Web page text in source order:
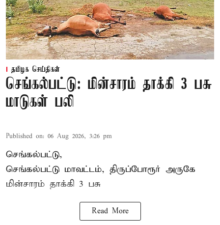
தமிழக செய்திகள்
செங்கல்பட்டு: மின்சாரம் தாக்கி 3 பசு
மாடுகள் பலி
Published on: 06 Aug 2026, 3:26 pm
செங்கல்பட்டு,
செங்கல்பட்டு மாவட்டம், திருப்போரூர் அருகே
மின்சாரம் தாக்கி 3 பசு
Read More